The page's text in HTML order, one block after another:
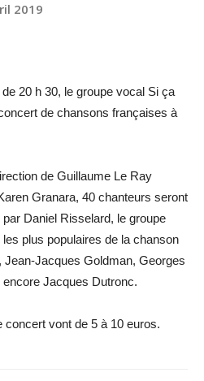
2019
20 h 30, le groupe vocal Si ça
de chansons françaises à
de Guillaume Le Ray
Granara, 40 chanteurs seront
Daniel Risselard, le groupe
plus populaires de la chanson
Jacques Goldman, Georges
Jacques Dutronc.
vont de 5 à 10 euros.